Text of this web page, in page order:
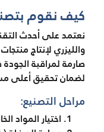
كيف نقوم
نعتمد على أحدث
والليزري لإنتاج
صارمة لمراقبة
لضمان تحقيق أعلى
مراحل التصنيع:
اختيار المواد